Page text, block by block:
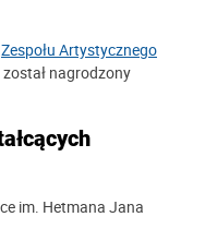
Zespołu Artystycznego
został nagrodzony
im. Hetmana Jana